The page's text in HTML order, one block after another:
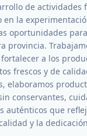
de actividades
en la
oportunidades
provincia.
a los
frescos y de
elaboramos
conservantes,
auténticos que
y la